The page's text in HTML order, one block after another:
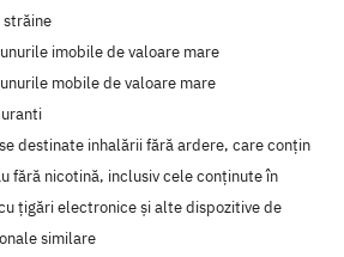
imobile de valoare mare
mobile de valoare mare
destinate inhalării fără ardere, care conţin
fără nicotină, inclusiv cele conţinute în
ţigări electronice şi alte dispozitive de
similare